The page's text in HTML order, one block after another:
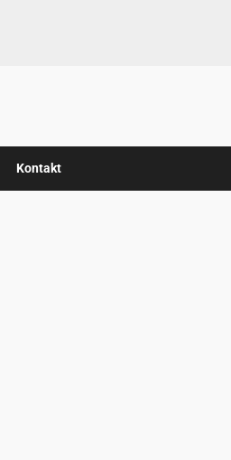
Kontakt